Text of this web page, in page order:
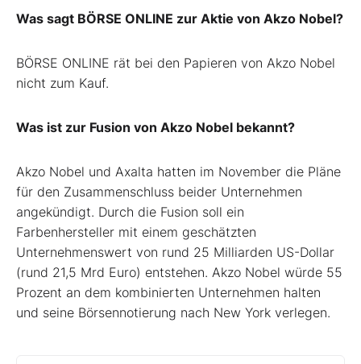
Was sagt BÖRSE ONLINE zur Aktie von Akzo Nobel?
BÖRSE ONLINE rät bei den Papieren von Akzo Nobel
nicht zum Kauf.
Was ist zur Fusion von Akzo Nobel bekannt?
Akzo Nobel und Axalta hatten im November die Pläne
für den Zusammenschluss beider Unternehmen
angekündigt. Durch die Fusion soll ein
Farbenhersteller mit einem geschätzten
Unternehmenswert von rund 25 Milliarden US-Dollar
(rund 21,5 Mrd Euro) entstehen. Akzo Nobel würde 55
Prozent an dem kombinierten Unternehmen halten
und seine Börsennotierung nach New York verlegen.